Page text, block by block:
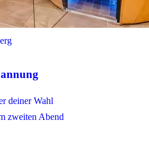
deiner Wahl
zweiten Abend